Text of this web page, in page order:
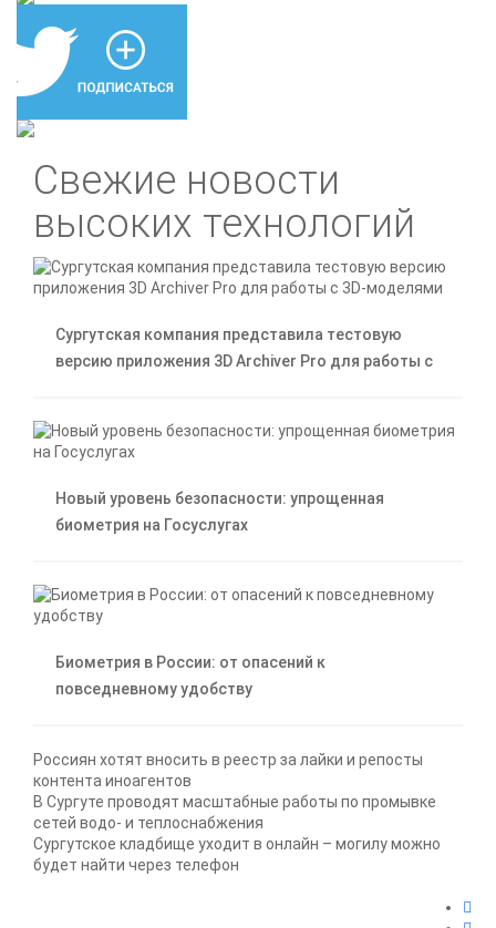
Свежие новости
высоких технологий
Сургутская компания представила тестовую
версию приложения 3D Archiver Pro для работы с
Новый уровень безопасности: упрощенная
биометрия на Госуслугах
Биометрия в России: от опасений к
повседневному удобству
Россиян хотят вносить в реестр за лайки и репосты
контента иноагентов
В Сургуте проводят масштабные работы по промывке
сетей водо- и теплоснабжения
Сургутское кладбище уходит в онлайн – могилу можно
будет найти через телефон